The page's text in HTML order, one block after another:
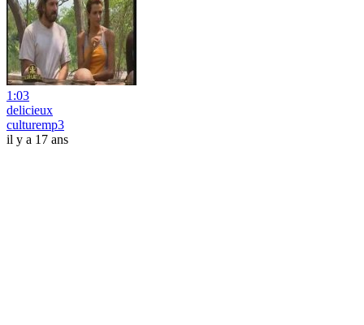
1:03
delicieux
culturemp3
il y a 17 ans